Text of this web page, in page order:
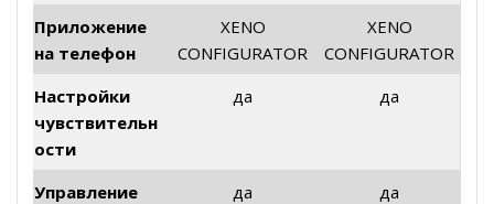
Приложение
на телефон
XENO
CONFIGURATOR
XENO
CONFIGURATOR
Настройки
чувствительн
ости
да да
Управление
да да